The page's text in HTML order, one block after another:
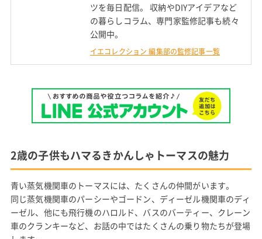
ツを毎日配信。 収納やDIYアイデアなど
の暮らしコラム、専門家監修記事も続々
公開中。
イエコレクション 編集部の監修記事一覧
2歳の子供もハマるきかんしゃトーマスの魅力
青い蒸気機関車のトーマスには、たくさんの仲間がいます。
同じ蒸気機関車のパーシーやゴードン、ディーゼル機関車のディ
ーゼル、他にも飛行機のハロルド、バスのバーティー、クレーン
車のクランキーなど、お話の中ではたくさんの乗り物たちが登場